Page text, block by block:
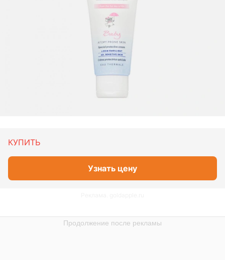
КУПИТЬ
Узнать цену